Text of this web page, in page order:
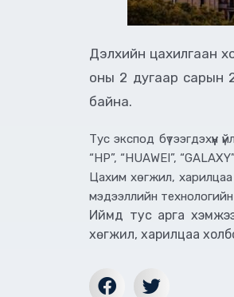
Дэлхийн цахилгаан
оны 2 дугаар сарын
байна.
Тус экспод бүтээгдэхүүн
“HP”, “HUAWEI”,
Цахим хөгжил,
мэдээллийн
Иймд тус арга
хөгжил, харилцаа